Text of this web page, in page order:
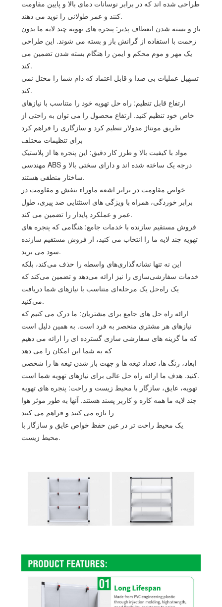
طراحی شده اند که در برابر نوسانات دمای بالا و پایین مقاومت
کنند و عمر طولانی را نوید می دهند.
باز و بسته شدن انعطاف پذیر: پنجره های تهویه چند لایه ما بدون
زحمت با استفاده از گرانش باز و بسته می شوند. این طراحی
یک مهر و موم محکم و ایمن را هنگام بسته شدن تضمین می
کند.
تسهیل عملیات بی صدا و قابل اعتماد که دام شما را مختل نمی
کند.
ارتفاع قابل تنظیم: راه حل تهویه خود را متناسب با نیازهای
خاص خود تنظیم کنید. ارتفاع محصول را می توان به راحتی از
طریق مونتاژ مدولار تنظیم کرد و سازگاری را فراهم کرد
برای تنظیمات مختلف
مواد با کیفیت بالا و طرز کار دقیق: این پنجره ها از پلاستیک
مهندسی ABS درجه یک ساخته شده اند و دارای سختی بالا و
ساختار منطقی هستند.
خواص مقاومت در برابر اشعه ماوراء بنفش و مقاومت در
برابر خوردگی، همراه با ویژگی های استثنایی ضد پیری، طول
عمر و عملکرد پایدار را تضمین می کند.
فروش مستقیم سازنده با خدمات جامع: هنگامی که پنجره های
تهویه چند لایه ما را انتخاب می کنید، از فروش مستقیم سازنده
سود می برید.
این نه تنها نشانه‌گذاری‌های واسطه را حذف می‌کند، بلکه
خدمات سفارشی‌سازی را نیز ارائه می‌دهد و تضمین می‌کند که
یک راه‌حل یک مرحله‌ای متناسب با نیازهای شما دریافت
می‌کنید.
ارائه راه حل های جامع برای مشتریان: ما درک می کنیم که
نیازهای هر مشتری منحصر به فرد است. به همین دلیل است
که ما گزینه های سفارشی سازی گسترده ای را ارائه می دهیم
که به شما این امکان را می دهد
ابعاد، رنگ ها، تعداد تیغه ها و جهت باز شدن تیغه ها را شخصی
کنید. هدف ما ارائه راه حل عالی برای نیازهای تهویه شما است.
تهویه، عایق، سازگار با محیط زیست و راحت: پنجره های تهویه
چند لایه ما همه کاره و کاربر پسند هستند. آنها به طور موثر هوا
را تازه می کنند و فراهم می کنند
یک محیط راحت تر در عین حفظ خواص عایق و سازگار با
محیط زیست.